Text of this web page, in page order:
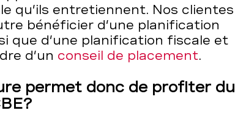
qu’ils entretiennent. Nos clientes
bénéficier d’une planification
que d’une planification fiscale et
d’un conseil de placement.
permet donc de profiter du